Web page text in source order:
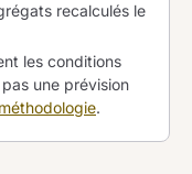
recalculés le
les conditions
une prévision
.